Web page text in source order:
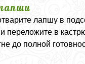
лапшу в
переложите в
до полной